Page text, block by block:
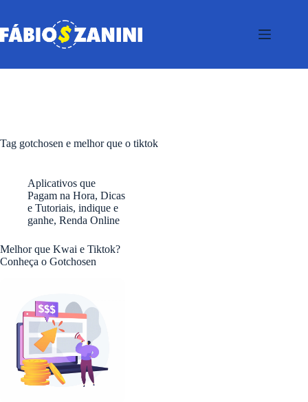
o
conteúdo
Tag gotchosen e melhor que o tiktok
Aplicativos que
Pagam na Hora, Dicas
e Tutoriais, indique e
ganhe, Renda Online
Melhor que Kwai e Tiktok?
Conheça o Gotchosen